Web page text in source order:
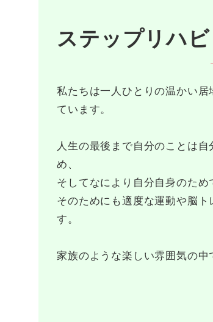
ステップリハ
私たちは一人ひとりの温かい
ています。
人生の最後まで自分のことは
め、
そしてなにより自分自身のため
そのためにも適度な運動や脳
す。
家族のような楽しい雰囲気の中